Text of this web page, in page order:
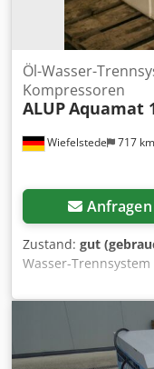
Wiefelstede 717 km
Öl-Wasser-
Kompressoren
ALUPAquamat
Anfragen
Zustand: gut
Wasser-
kostengünstige und
Problems ist meist
dispergierte
gesetzlichen
Abmessungen: 750/